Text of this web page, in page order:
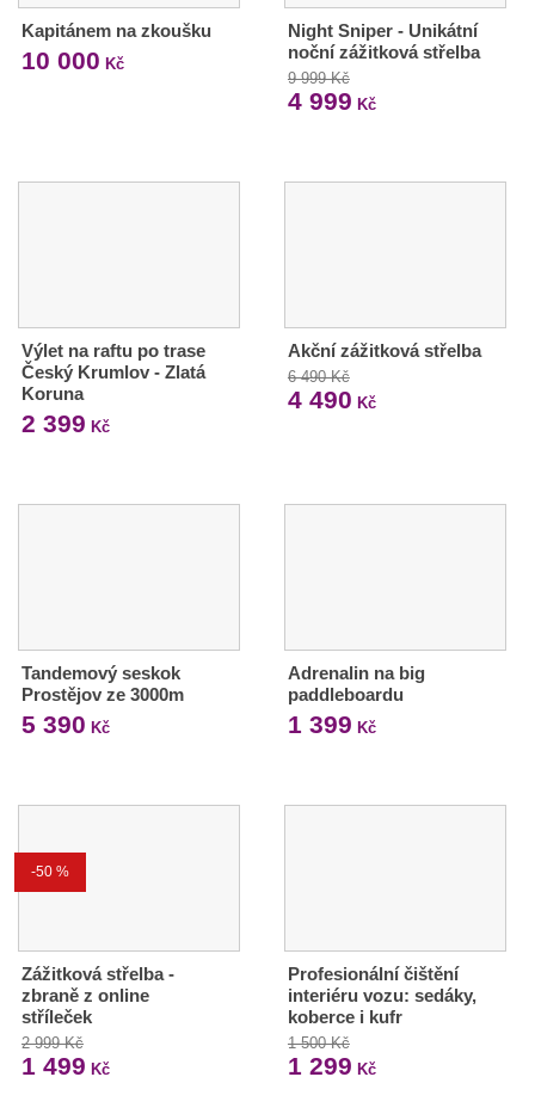
Kapitánem na zkoušku
10 000 Kč
Night Sniper - Unikátní
noční zážitková střelba
9 999 Kč
4 999 Kč
Výlet na raftu po trase
Český Krumlov - Zlatá
Koruna
2 399 Kč
Akční zážitková střelba
6 490 Kč
4 490 Kč
Tandemový seskok
Prostějov ze 3000m
5 390 Kč
Adrenalin na big
paddleboardu
1 399 Kč
-50 %
Zážitková střelba -
zbraně z online
stříleček
2 999 Kč
1 499 Kč
Profesionální čištění
interiéru vozu: sedáky,
koberce i kufr
1 500 Kč
1 299 Kč